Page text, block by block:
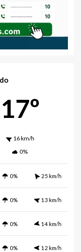
17º
16 km/h
0%
0% 25 km/h
0% 13 km/h
0% 14 km/h
0% 12 km/h